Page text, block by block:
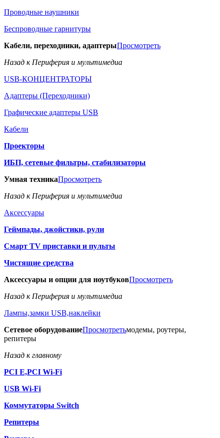
Проводные наушники
Беспроводные гарнитуры
Кабели, переходники, адаптерыПросмотреть
Назад к Периферия и мультимедиа
USB-КОНЦЕНТРАТОРЫ
Адаптеры (Переходники)
Графические адаптеры USB
Кабели
Проекторы
ИБП, сетевые фильтры, стабилизаторы
Умная техникаПросмотреть
Назад к Периферия и мультимедиа
Аксессуары
Геймпады, джойстики, рули
Смарт TV приставки и пульты
Чистящие средства
Аксессуары и опции для ноутбуковПросмотреть
Назад к Периферия и мультимедиа
Лампы,замки USB,наклейки
Сетевое оборудованиеПросмотретьмодемы, роутеры,
репитеры
Назад к главному
PCI E,PCI Wi-Fi
USB Wi-Fi
Коммутаторы Switch
Репитеры